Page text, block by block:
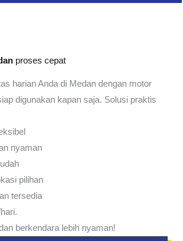
proses cepat
harian Anda di Medan dengan motor
digunakan kapan saja. Solusi praktis
nyaman
pilihan
tersedia
berkendara lebih nyaman!